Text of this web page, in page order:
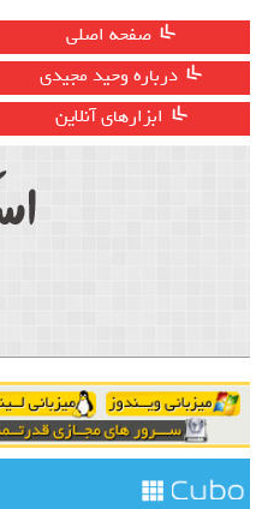
صفحه اصلی
درباره وحید مجیدی
ابزارهای آنلاین